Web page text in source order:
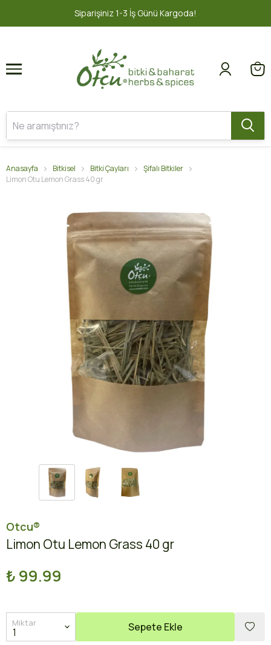
2000 TL ve üzeri
1 2
Anasayfa Bitkisel Bitki Çayları
Şifalı Bitkiler
Limon Otu Lemon Grass 40 gr
Otcu®
Limon Otu Lemon Grass 40 gr
₺ 99.99
Miktar Sepete Ekle